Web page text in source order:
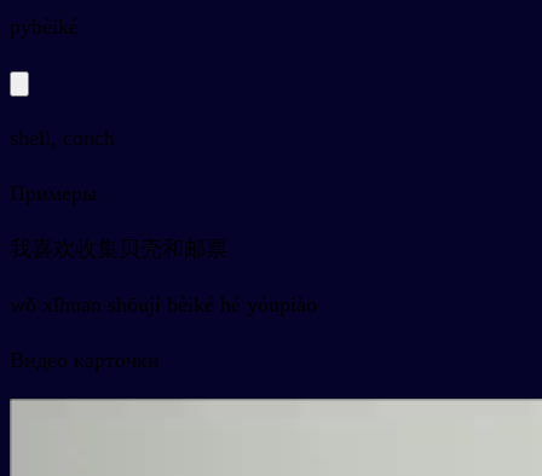
pybèiké
shell, conch
Примеры
我喜欢收集贝壳和邮票
wǒ xǐhuan shōují bèiké hé yóupiào
Видео карточки